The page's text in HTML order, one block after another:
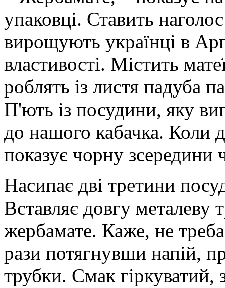
упаковці. Ставить
вирощують українці в
властивості. Містить
роблять із листя падуба
П'ють із посудини, яку
до нашого кабачка. Коли
показує чорну зсередини
Насипає дві третини
Вставляє довгу металеву
жербамате. Каже, не
рази потягнувши напій,
трубки. Смак гіркуватий,